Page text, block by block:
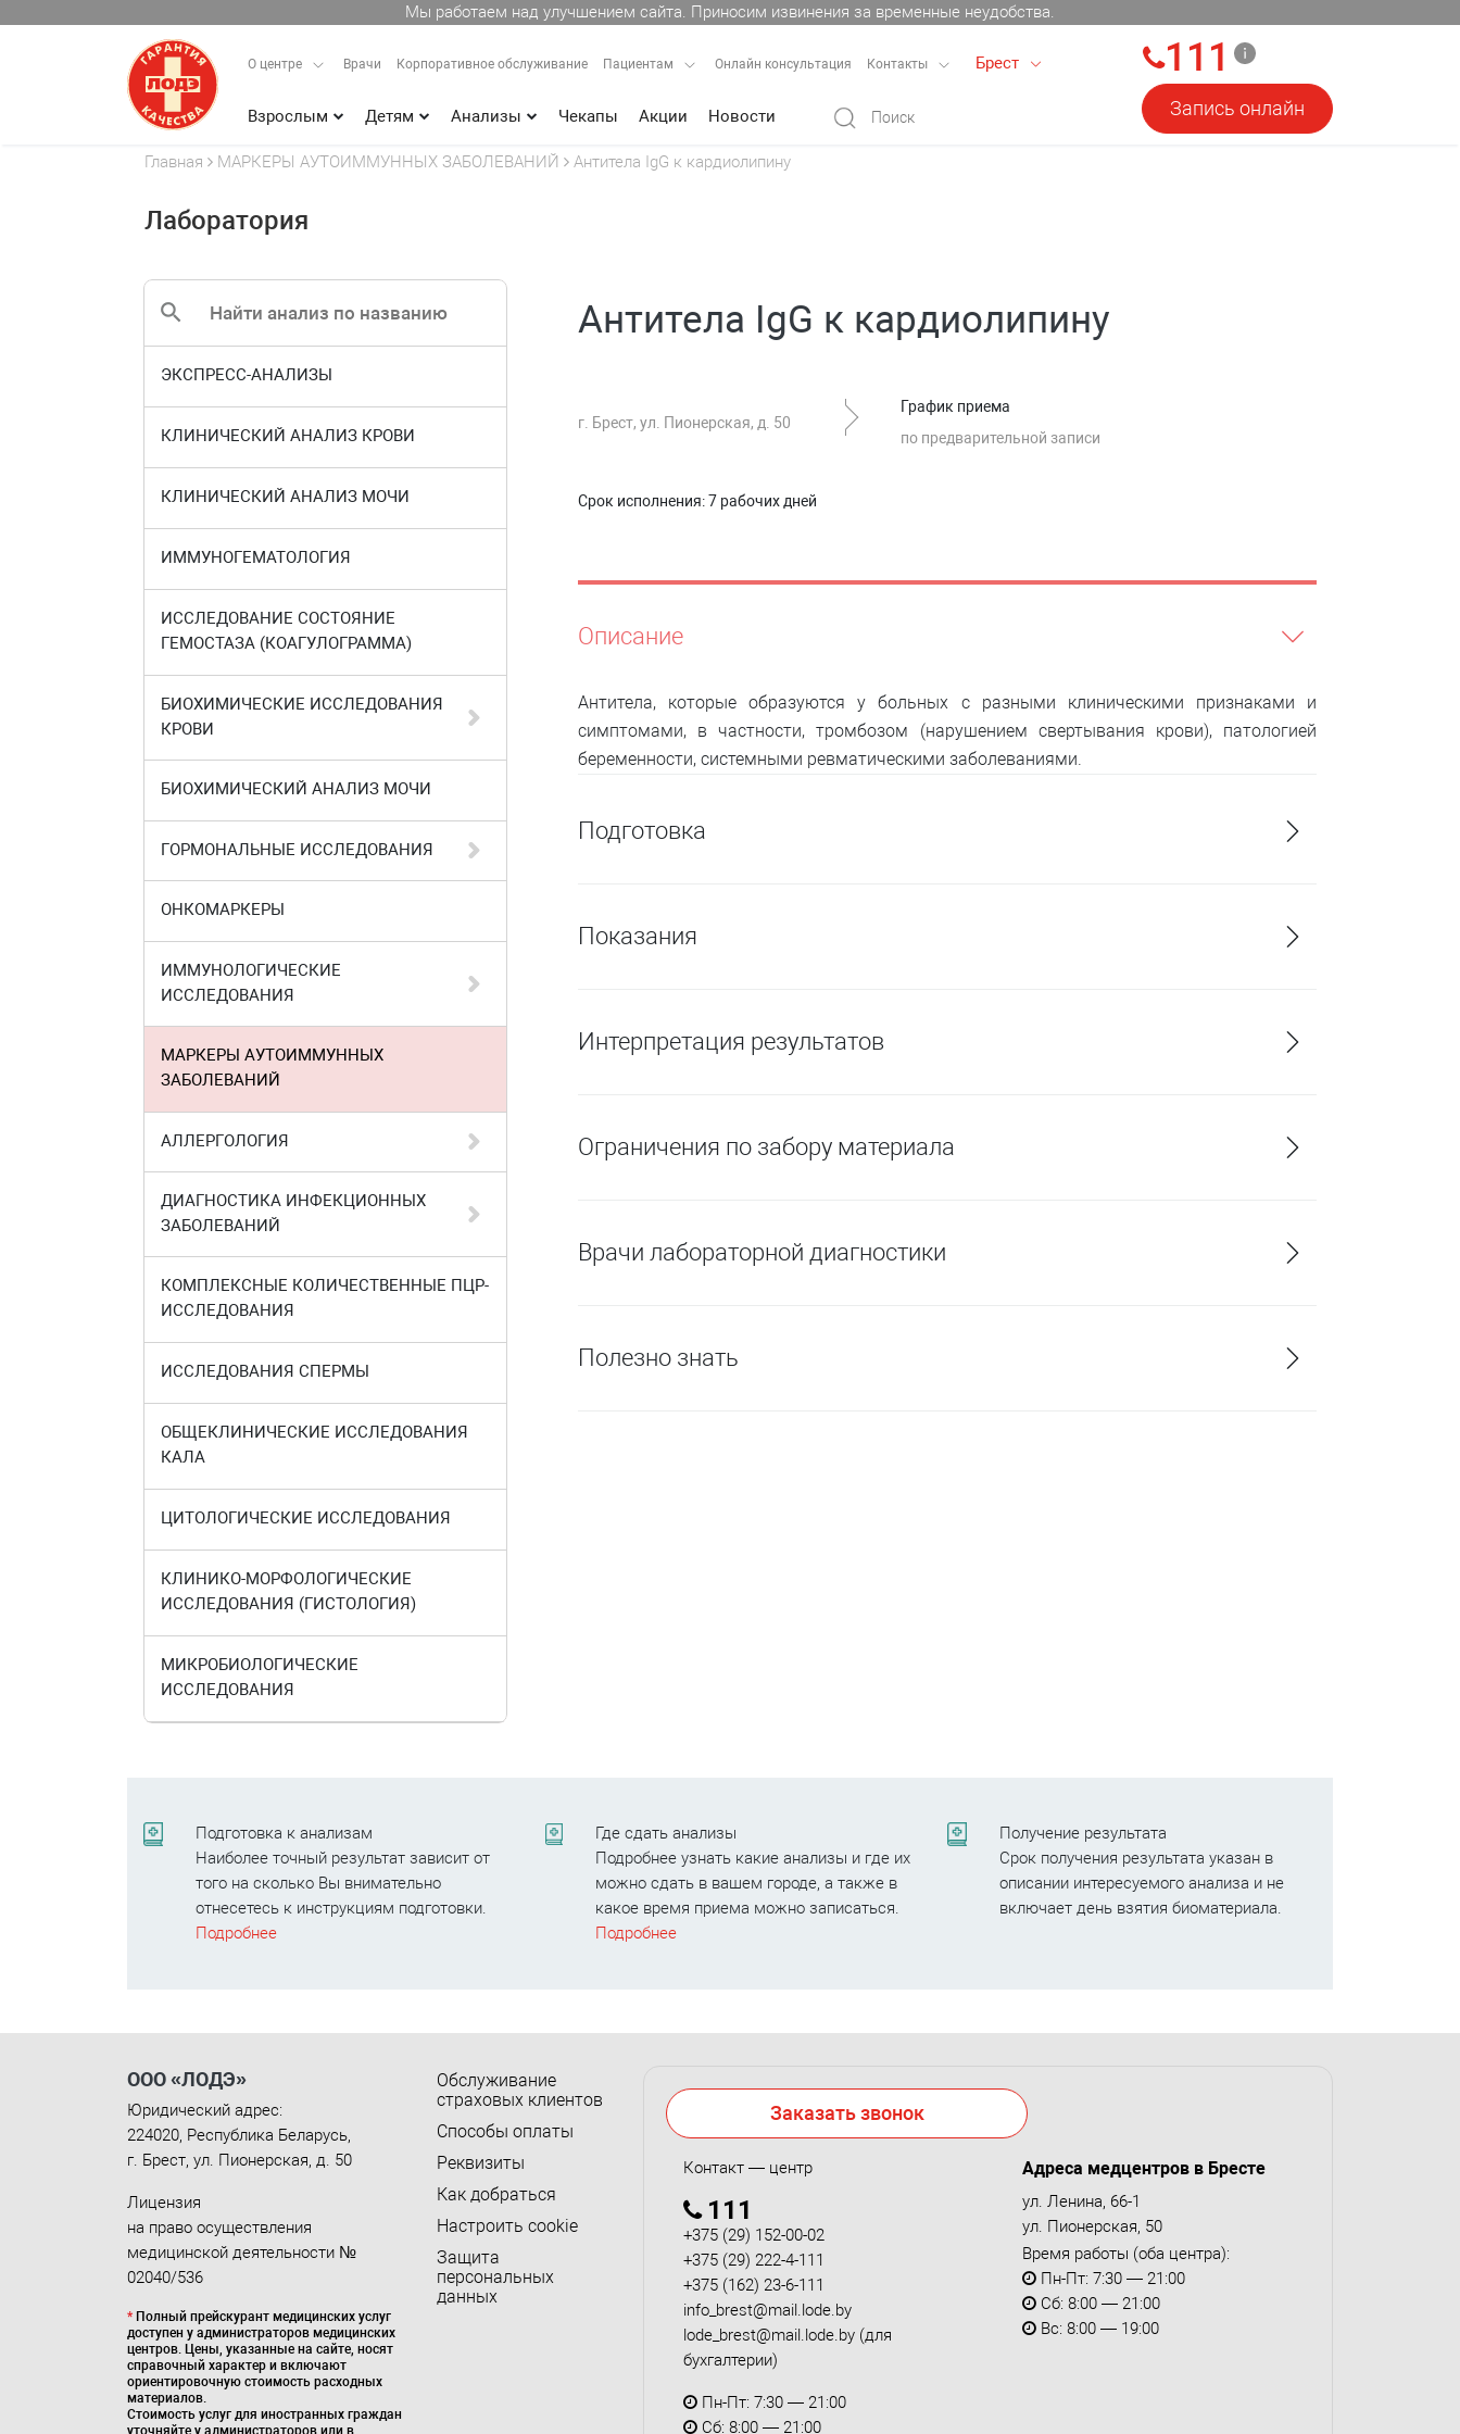
Мы работаем над улучшением сайта. Приносим извинения за временные неудобства.
О центре Врачи Корпоративное обслуживание Пациентам Онлайн консультация Контакты Брест
Взрослым Детям Анализы Чекапы Акции Новости
111
Запись онлайн
Главная МАРКЕРЫ АУТОИММУННЫХ ЗАБОЛЕВАНИЙ Антитела IgG к кардиолипину
Лаборатория
ЭКСПРЕСС-АНАЛИЗЫ
КЛИНИЧЕСКИЙ АНАЛИЗ КРОВИ
КЛИНИЧЕСКИЙ АНАЛИЗ МОЧИ
ИММУНОГЕМАТОЛОГИЯ
ИССЛЕДОВАНИЕ СОСТОЯНИЕ
ГЕМОСТАЗА (КОАГУЛОГРАММА)
БИОХИМИЧЕСКИЕ ИССЛЕДОВАНИЯ
КРОВИ
БИОХИМИЧЕСКИЙ АНАЛИЗ МОЧИ
ГОРМОНАЛЬНЫЕ ИССЛЕДОВАНИЯ
ОНКОМАРКЕРЫ
ИММУНОЛОГИЧЕСКИЕ
ИССЛЕДОВАНИЯ
МАРКЕРЫ АУТОИММУННЫХ
ЗАБОЛЕВАНИЙ
АЛЛЕРГОЛОГИЯ
ДИАГНОСТИКА ИНФЕКЦИОННЫХ
ЗАБОЛЕВАНИЙ
КОМПЛЕКСНЫЕ КОЛИЧЕСТВЕННЫЕ ПЦР-
ИССЛЕДОВАНИЯ
ИССЛЕДОВАНИЯ СПЕРМЫ
ОБЩЕКЛИНИЧЕСКИЕ ИССЛЕДОВАНИЯ
КАЛА
ЦИТОЛОГИЧЕСКИЕ ИССЛЕДОВАНИЯ
КЛИНИКО-МОРФОЛОГИЧЕСКИЕ
ИССЛЕДОВАНИЯ (ГИСТОЛОГИЯ)
МИКРОБИОЛОГИЧЕСКИЕ
ИССЛЕДОВАНИЯ
Антитела IgG к кардиолипину
г. Брест, ул. Пионерская, д. 50
График приема
по предварительной записи
Срок исполнения:7 рабочих дней
Описание
Антитела, которые образуются у больных с разными клиническими признаками и
симптомами, в частности, тромбозом (нарушением свертывания крови), патологией
беременности, системными ревматическими заболеваниями.
Подготовка
Показания
Интерпретация результатов
Ограничения по забору материала
Врачи лабораторной диагностики
Полезно знать
Подготовка к анализам
Наиболее точный результат зависит от
того на сколько Вы внимательно
отнесетесь к инструкциям подготовки.
Подробнее
Где сдать анализы
Подробнее узнать какие анализы и где их
можно сдать в вашем городе, а также в
какое время приема можно записаться.
Подробнее
Получение результата
Срок получения результата указан в
описании интересуемого анализа и не
включает день взятия биоматериала.
ООО «ЛОДЭ»
Юридический адрес:
224020, Республика Беларусь,
г. Брест, ул. Пионерская, д. 50
Лицензия
на право осуществления
медицинской деятельности №
02040/536
* Полный прейскурант медицинских услуг
доступен у администраторов медицинских
центров. Цены, указанные на сайте, носят
справочный характер и включают
ориентировочную стоимость расходных
материалов.
Стоимость услуг для иностранных граждан
уточняйте у администраторов или в
Обслуживание
страховых клиентов
Способы оплаты
Реквизиты
Как добраться
Настроить cookie
Защита
персональных
данных
Заказать звонок
Контакт — центр
111
+375 (29) 152-00-02
+375 (29) 222-4-111
+375 (162) 23-6-111
info_brest@mail.lode.by
lode_brest@mail.lode.by (для
бухгалтерии)
Пн-Пт: 7:30 — 21:00
Сб: 8:00 — 21:00
Адреса медцентров в Бресте
ул. Ленина, 66-1
ул. Пионерская, 50
Время работы (оба центра):
Пн-Пт: 7:30 — 21:00
Сб: 8:00 — 21:00
Вс: 8:00 — 19:00